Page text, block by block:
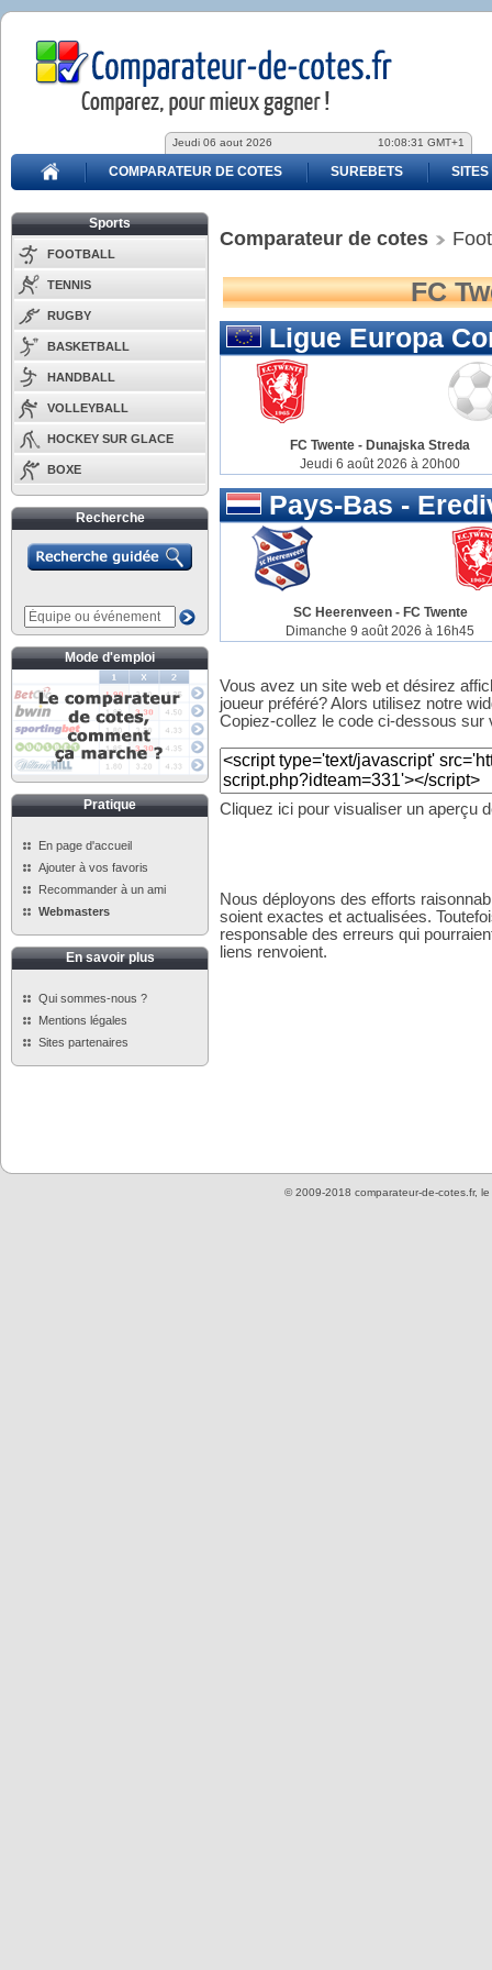
Jeudi 06 aout 2026 10:08:31 GMT+1
COMPARATEUR DE COTES SUREBETS SITES
Sports
FOOTBALL
TENNIS
RUGBY
BASKETBALL
HANDBALL
VOLLEYBALL
HOCKEY SUR GLACE
BOXE
Recherche
Mode d'emploi
Pratique
En page d'accueil
Ajouter à vos favoris
Recommander à un ami
Webmasters
En savoir plus
Qui sommes-nous ?
Mentions légales
Sites partenaires
Comparateur de cotes
FC
Ligue Europa
FC Twente - Dunajska Streda
Jeudi 6 août 2026 à 20h00
Pays-Bas -
SC Heerenveen- FC Twente
Dimanche 9 août 2026 à 16h45
Vous avez un site web et désirez
joueur préféré? Alors utilisez notre
Copiez-collez le code ci-dessous
Cliquez ici pour visualiser un aperçu
Nous déployons des efforts
soient exactes et actualisées.
responsable des erreurs qui
liens renvoient.
© 2009-2018 comparateur-de-cotes.fr, le